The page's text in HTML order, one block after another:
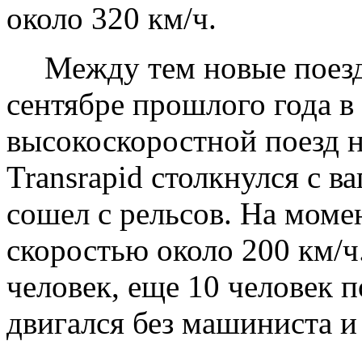
около 320 км/ч.
Между тем новые
сентябре прошлого года
высокоскоростной поезд
Transrapid столкнулся с
сошел с рельсов. На
скоростью около 200 км/ч
человек, еще 10 человек
двигался без машиниста